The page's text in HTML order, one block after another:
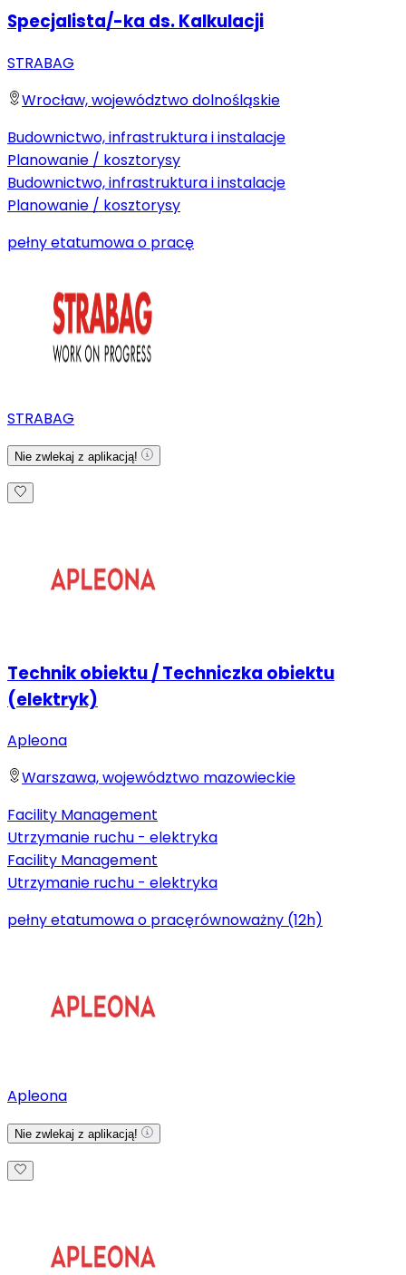
Specjalista/-ka ds. Kalkulacji
STRABAG
Wrocław, województwo dolnośląskie
Budownictwo, infrastruktura i instalacje
Planowanie / kosztorysy
Budownictwo, infrastruktura i instalacje
Planowanie / kosztorysy
pełny etatumowa o pracę
STRABAG
Nie zwlekaj z aplikacją!
Technik obiektu / Techniczka obiektu
(elektryk)
Apleona
Warszawa, województwo mazowieckie
Facility Management
Utrzymanie ruchu - elektryka
Facility Management
Utrzymanie ruchu - elektryka
pełny etatumowa o pracęrównoważny (12h)
Apleona
Nie zwlekaj z aplikacją!